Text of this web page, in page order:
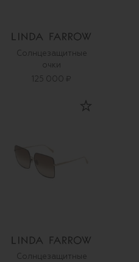
Солнцезащитные
очки
125 000 ₽
Солнцезащитные